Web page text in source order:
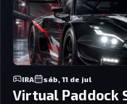
IRA sáb, 11 de jul
Virtual Paddock